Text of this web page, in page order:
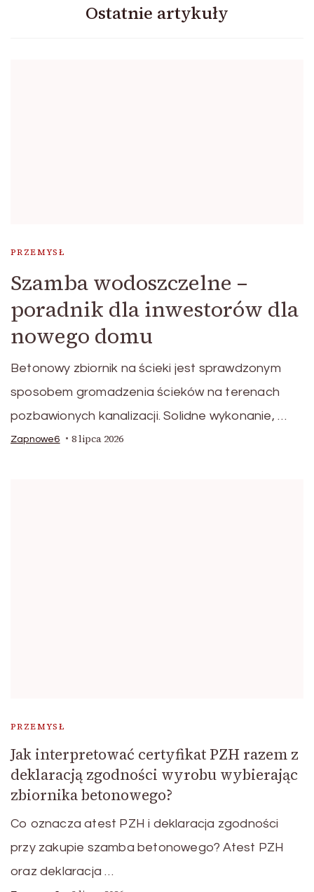
Ostatnie artykuły
PRZEMYSŁ
Szamba wodoszczelne –
poradnik dla inwestorów dla
nowego domu
Betonowy zbiornik na ścieki jest sprawdzonym
sposobem gromadzenia ścieków na terenach
pozbawionych kanalizacji. Solidne wykonanie, …
Zapnowe6 8 lipca 2026
PRZEMYSŁ
Jak interpretować certyfikat PZH razem z
deklaracją zgodności wyrobu wybierając
zbiornika betonowego?
Co oznacza atest PZH i deklaracja zgodności
przy zakupie szamba betonowego? Atest PZH
oraz deklaracja …